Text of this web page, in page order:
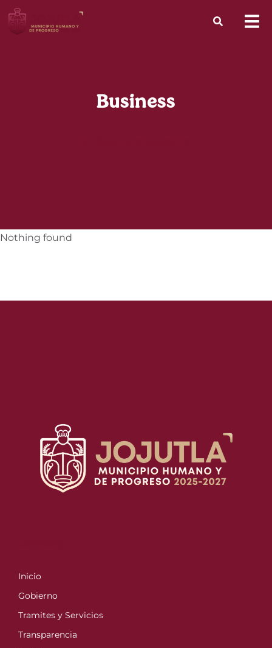
Business
Nothing found
Inicio
Gobierno
Tramites y Servicios
Transparencia